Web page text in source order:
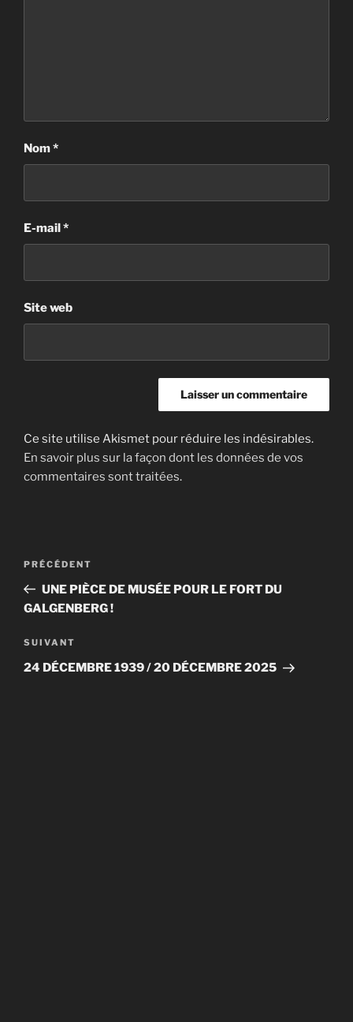
Nom*
E-mail*
Site web
Ce site utilise Akismet pour réduire les indésirables.
En savoir plus sur la façon dont les données de vos
commentaires sont traitées.
Navigation
l’article
Article
précédent
PRÉCÉDENT
UNE PIÈCE DE MUSÉE POUR LE FORT DU
GALGENBERG !
Article
suivant
SUIVANT
24 DÉCEMBRE 1939 / 20 DÉCEMBRE 2025